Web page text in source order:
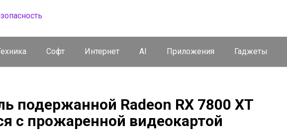
Софт Интернет AI Приложения Гаджеты
подержанной Radeon RX 7800 XT
с прожаренной видеокартой